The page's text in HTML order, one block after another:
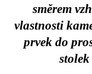
směrem
vlastnosti
prvek do